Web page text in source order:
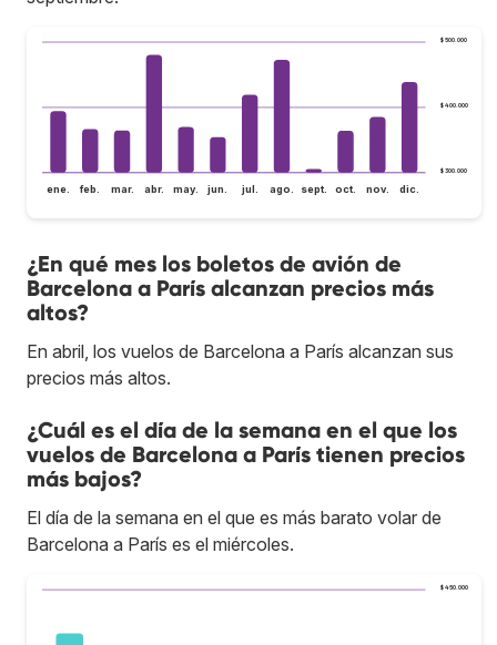
$ 300.000
$ 400.000
$ 500.000
ene. feb. mar. abr. may. jun. jul. ago. sept. oct. nov. dic.
¿En qué mes los boletos de avión de
Barcelona a París alcanzan precios más
altos?
En abril, los vuelos de Barcelona a París alcanzan sus
precios más altos.
¿Cuál es el día de la semana en el que los
vuelos de Barcelona a París tienen precios
más bajos?
El día de la semana en el que es más barato volar de
Barcelona a París es el miércoles.
$ 450.000